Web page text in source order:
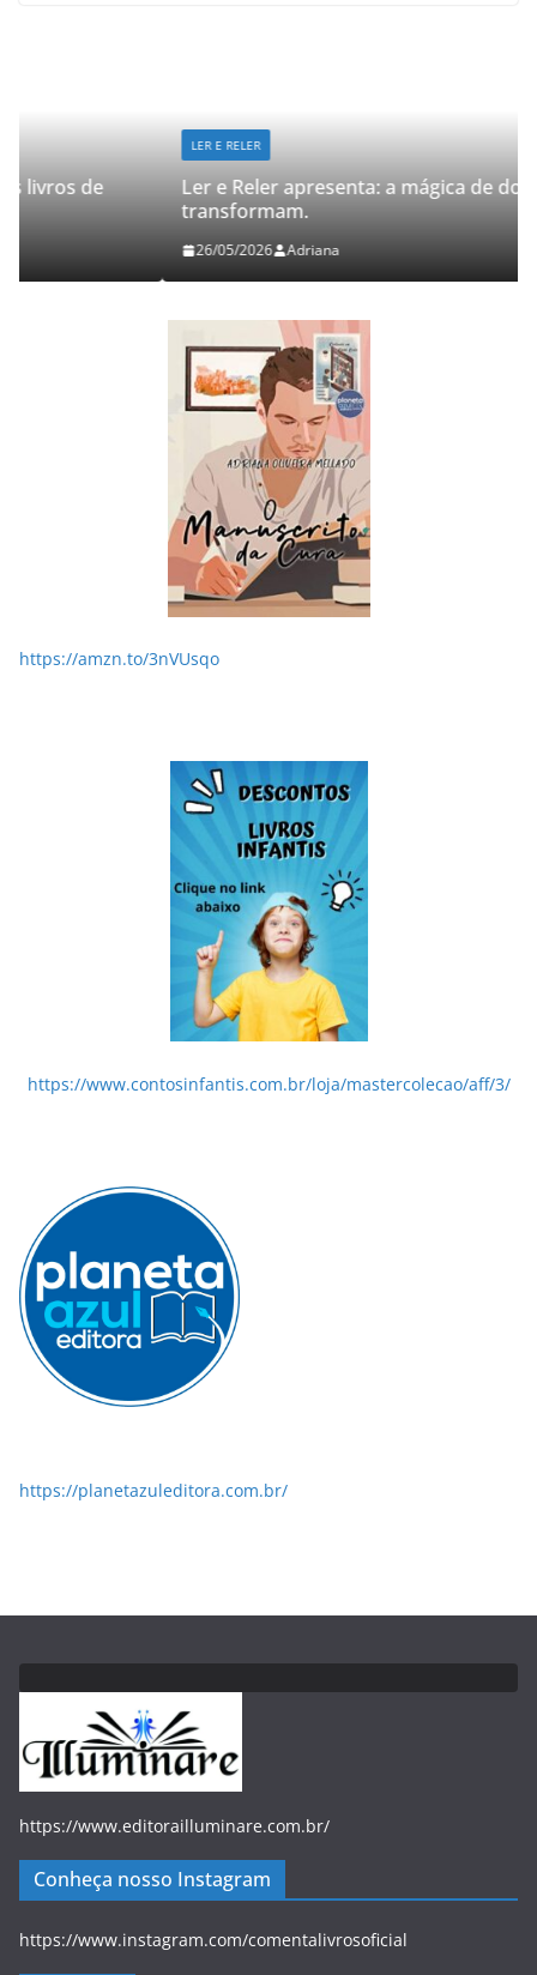
Ler e Reler apresenta: a mágica de dois livros que
transformam.
Adriana
https://amzn.to/3nVUsqo
https://www.contosinfantis.com.br/loja/mastercolecao/aff/3/
https://planetazuleditora.com.br/
https://www.editorailluminare.com.br/
Conheça nosso Instagram
https://www.instagram.com/comentalivrosoficial